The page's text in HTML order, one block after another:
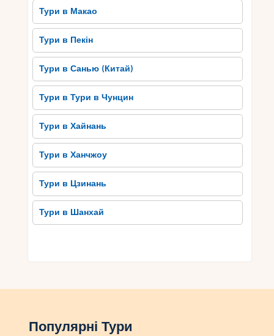
Тури в Макао
Тури в Пекін
Тури в Санью (Китай)
Тури в Тури в Чунцин
Тури в Хайнань
Тури в Ханчжоу
Тури в Цзинань
Тури в Шанхай
Популярні Тури